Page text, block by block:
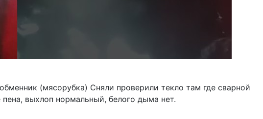
(мясорубка) Сняли проверили текло там где сварной
выхлоп нормальный, белого дыма нет.